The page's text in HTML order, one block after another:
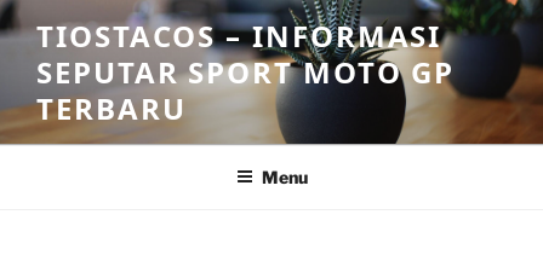
Skip
to
content
TIOSTACOS – INFORMASI
SEPUTAR SPORT MOTO GP
TERBARU
Menu